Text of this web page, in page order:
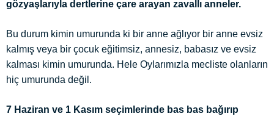
gözyaşlarıyla dertlerine çare arayan zavallı anneler.
Bu durum kimin umurunda ki bir anne ağlıyor bir anne evsiz
kalmış veya bir çocuk eğitimsiz, annesiz, babasız ve evsiz
kalması kimin umurunda. Hele Oylarımızla mecliste olanların
hiç umurunda değil.
7 Haziran ve 1 Kasım seçimlerinde bas bas bağırıp